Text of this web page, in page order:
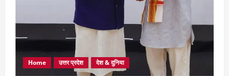
Home उत्तर प्रदेश देश & दुनिया